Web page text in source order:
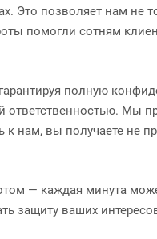
Это позволяет нам не
помогли сотням
полную
Мы
нам, вы получаете не
— каждая минута
защиту ваших